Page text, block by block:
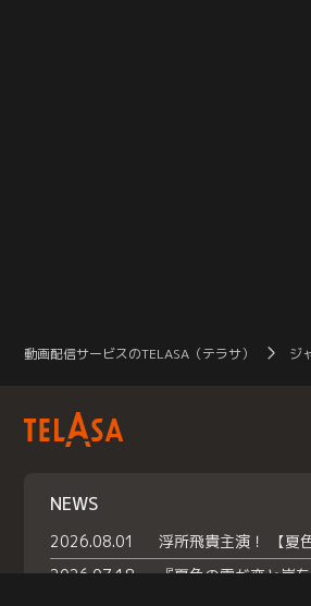
動画配信サービスのTELASA（テラサ） ジ
NEWS
2026.08.01
2026.07.18